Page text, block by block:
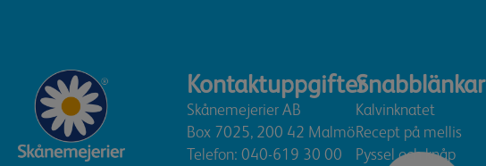
Kontaktuppgifter
Skånemejerier AB
Box 7025, 200 42 Malmö
Telefon: 040-619 30 00
Snabblänkar
Kalvinknatet
Recept på mellis
Pyssel och knåp